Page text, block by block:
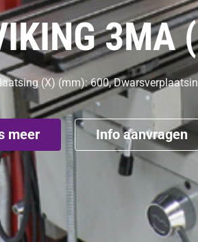
(X) (mm): 600,
meer Info aanvragen